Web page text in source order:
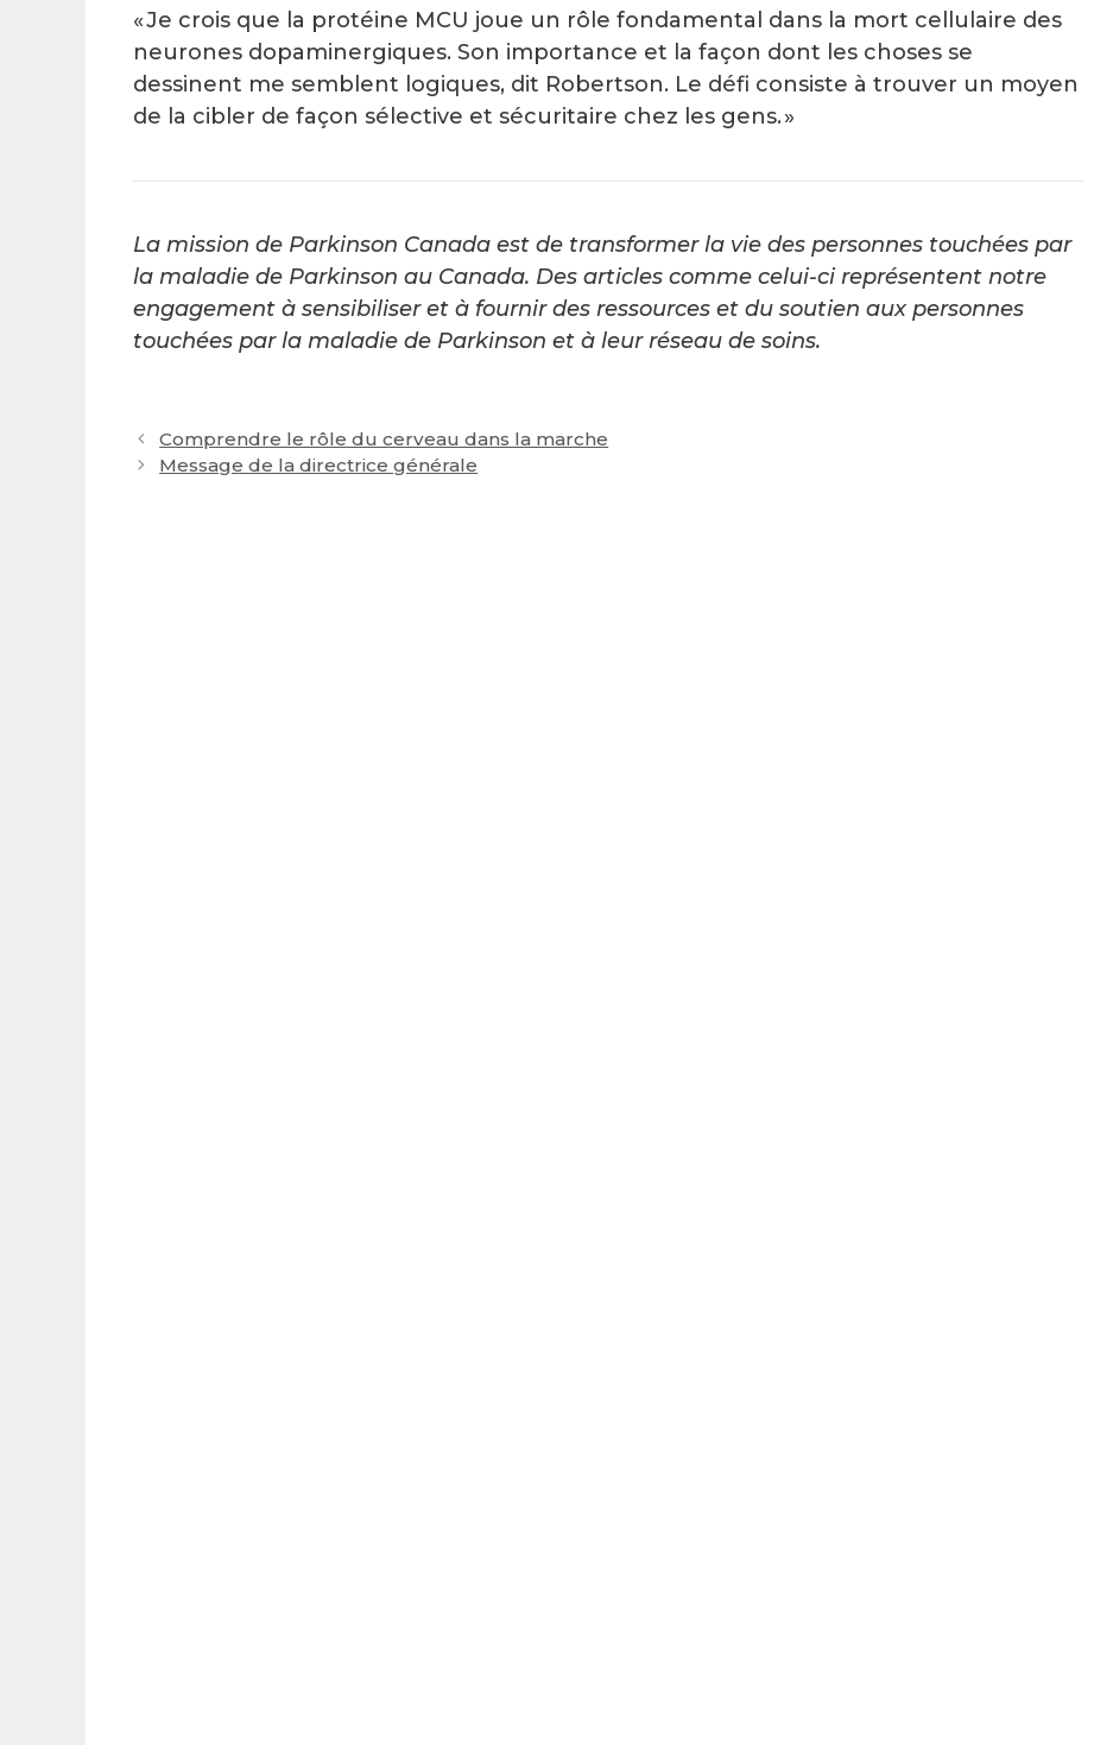
« Je crois que la protéine MCU joue un rôle fondamental dans la mort cellulaire des
neurones dopaminergiques. Son importance et la façon dont les choses se
dessinent me semblent logiques, dit Robertson. Le défi consiste à trouver un moyen
de la cibler de façon sélective et sécuritaire chez les gens. »
La mission de Parkinson Canada est de transformer la vie des personnes touchées par
la maladie de Parkinson au Canada. Des articles comme celui-ci représentent notre
engagement à sensibiliser et à fournir des ressources et du soutien aux personnes
touchées par la maladie de Parkinson et à leur réseau de soins.
Post
navigation
Comprendre le rôle du cerveau dans la marche
Message de la directrice générale